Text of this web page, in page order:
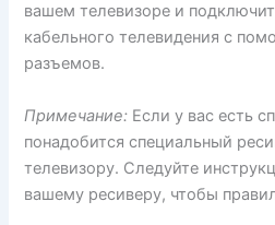
вашем телевизоре и
кабельного телевидения с
разъемов.
Примечание: Если у вас есть
понадобится специальный
телевизору. Следуйте
вашему ресиверу, чтобы